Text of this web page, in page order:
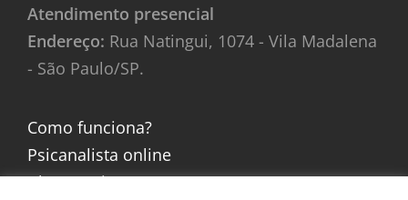
Atendimento presencial
Endereço: Rua Natingui, 1074 - Vila Madalena
- São Paulo/SP.
Como funciona?
Psicanalista online
Blog e artigos